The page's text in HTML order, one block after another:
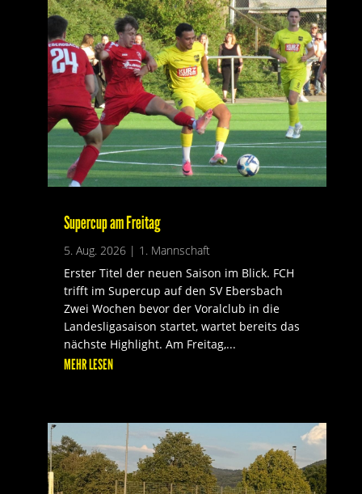
Supercup am Freitag
5. Aug. 2026| 1. Mannschaft
Erster Titel der neuen Saison im Blick. FCH
trifft im Supercup auf den SV Ebersbach
Zwei Wochen bevor der Voralclub in die
Landesligasaison startet, wartet bereits das
nächste Highlight. Am Freitag,...
MEHR LESEN